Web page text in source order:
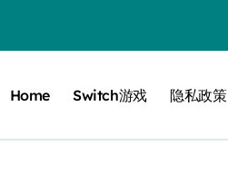
Home Switch游戏 隐私政策